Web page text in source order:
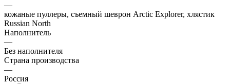
—
кожаные пуллеры, съемный шеврон Arctic Explorer, хлястик
Russian North
Наполнитель
—
Без наполнителя
Страна производства
—
Россия